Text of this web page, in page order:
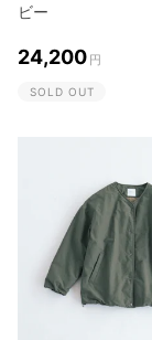
ビー
24,200 円
SOLD OUT